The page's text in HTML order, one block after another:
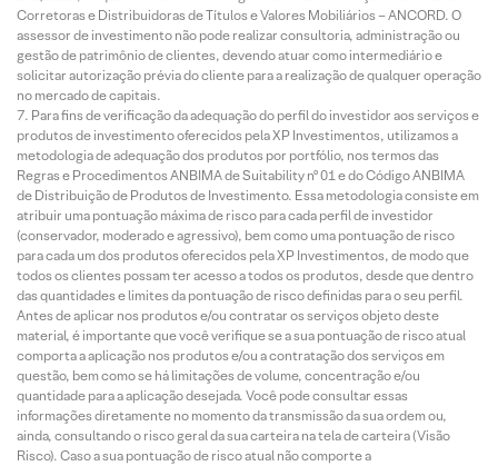
Corretoras e Distribuidoras de Títulos e Valores Mobiliários – ANCORD. O
assessor de investimento não pode realizar consultoria, administração ou
gestão de patrimônio de clientes, devendo atuar como intermediário e
solicitar autorização prévia do cliente para a realização de qualquer operação
no mercado de capitais.
Para fins de verificação da adequação do perfil do investidor aos serviços e
produtos de investimento oferecidos pela XP Investimentos, utilizamos a
metodologia de adequação dos produtos por portfólio, nos termos das
Regras e Procedimentos ANBIMA de Suitability nº 01 e do Código ANBIMA
de Distribuição de Produtos de Investimento. Essa metodologia consiste em
atribuir uma pontuação máxima de risco para cada perfil de investidor
(conservador, moderado e agressivo), bem como uma pontuação de risco
para cada um dos produtos oferecidos pela XP Investimentos, de modo que
todos os clientes possam ter acesso a todos os produtos, desde que dentro
das quantidades e limites da pontuação de risco definidas para o seu perfil.
Antes de aplicar nos produtos e/ou contratar os serviços objeto deste
material, é importante que você verifique se a sua pontuação de risco atual
comporta a aplicação nos produtos e/ou a contratação dos serviços em
questão, bem como se há limitações de volume, concentração e/ou
quantidade para a aplicação desejada. Você pode consultar essas
informações diretamente no momento da transmissão da sua ordem ou,
ainda, consultando o risco geral da sua carteira na tela de carteira (Visão
Risco). Caso a sua pontuação de risco atual não comporte a